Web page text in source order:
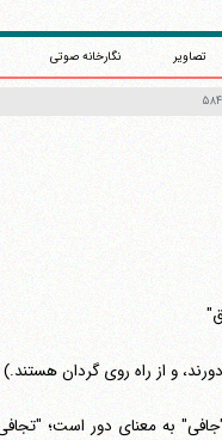
تصاویر نگارخانه صوتی
و از راه روی گردان هستند.)